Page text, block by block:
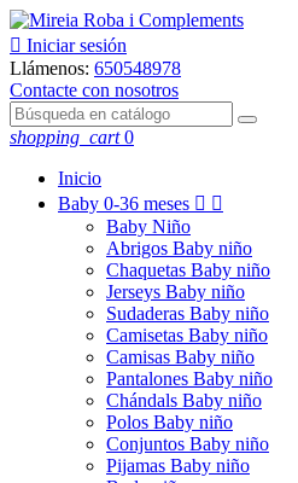
 Iniciar sesión
Llámenos: 650548978
Contacte con nosotros
shopping_cart 0
Inicio
Baby 0-36 meses  
Baby Niño
Abrigos Baby niño
Chaquetas Baby niño
Jerseys Baby niño
Sudaderas Baby niño
Camisetas Baby niño
Camisas Baby niño
Pantalones Baby niño
Chándals Baby niño
Polos Baby niño
Conjuntos Baby niño
Pijamas Baby niño